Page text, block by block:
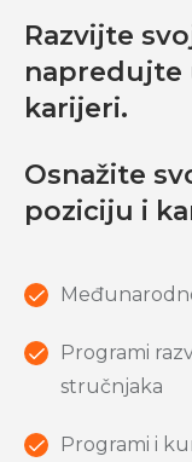
Razvijte
napredujte
karijeri.
Osnažite
poziciju i
Programi
stručnjaka
Programi i